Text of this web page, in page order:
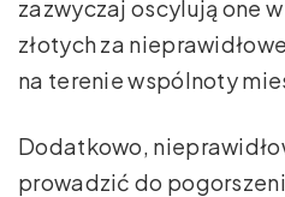
zazwyczaj oscylują one
złotych za
na terenie wspólnoty
Dodatkowo,
prowadzić do